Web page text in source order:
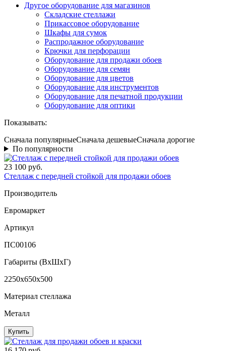
Другое оборудование для магазинов
Складские стеллажи
Прикассовое оборудование
Шкафы для сумок
Распродажное оборудование
Крючки для перфорации
Оборудование для продажи обоев
Оборудование для семян
Оборудование для цветов
Оборудование для инструментов
Оборудование для печатной продукции
Оборудование для оптики
Показывать:
Сначала популярныеСначала дешевыеСначала дорогие
По популярности
23 100 руб.
Стеллаж с передней стойкой для продажи обоев
Производитель
Евромаркет
Артикул
ПС00106
Габариты (ВxШxГ)
2250x650x500
Материал стеллажа
Металл
Купить